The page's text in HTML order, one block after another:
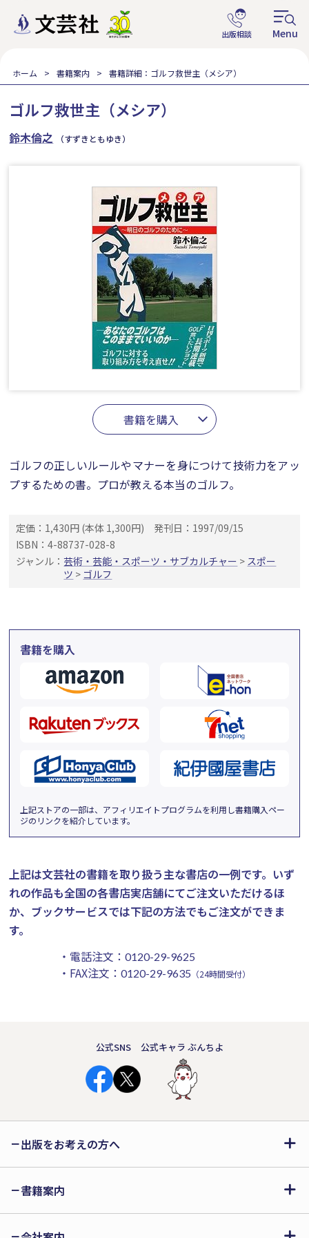
ホーム 書籍案内 書籍詳細：ゴルフ救世主（メシア）
ゴルフ救世主（メシア）
鈴木倫之 （すずきともゆき）
書籍を購入
ゴルフの正しいルールやマナーを身につけて技術力をアッ
プするための書。プロが教える本当のゴルフ。
定価：1,430円 (本体 1,300円)
発刊日：1997/09/15
ISBN：4-88737-028-8
ジャンル：芸術・芸能・スポーツ・サブカルチャー > スポー
ツ > ゴルフ
書籍を購入
上記ストアの一部は、アフィリエイトプログラムを利用し書籍購入ペー
ジのリンクを紹介しています。
上記は文芸社の書籍を取り扱う主な書店の一例です。 いず
れの作品も全国の各書店実店舗にてご注文いただけるほ
か、ブックサービスでは下記の方法でもご注文ができま
す。
・電話注文： 0120-29-9625
・FAX注文： 0120-29-9635 （24時間受付）
公式SNS 公式キャラ ぶんちよ
出版をお考えの方へ
書籍案内